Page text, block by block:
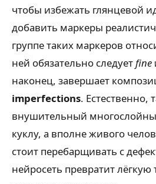
чтобы избежать глянцевой
добавить маркеры
группе таких маркеров
ней обязательно следуетfine
наконец, завершает
imperfections. Естественно,
внушительный
куклу, а вполне живого
стоит перебарщивать с
нейросеть превратит лёгкую